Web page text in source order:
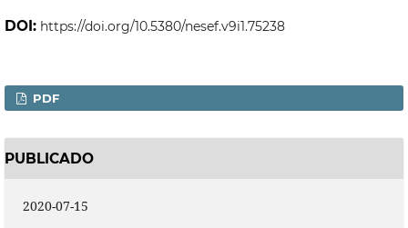
DOI: https://doi.org/10.5380/nesef.v9i1.75238
PDF
PUBLICADO
2020-07-15